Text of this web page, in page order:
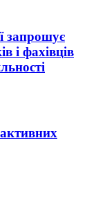
запрошує
і фахівців